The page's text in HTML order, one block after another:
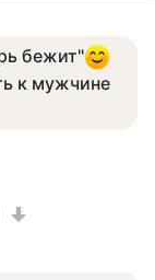
бежит"
к мужчине